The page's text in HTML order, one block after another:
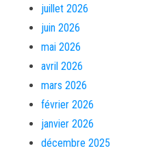
juillet 2026
juin 2026
mai 2026
avril 2026
mars 2026
février 2026
janvier 2026
décembre 2025